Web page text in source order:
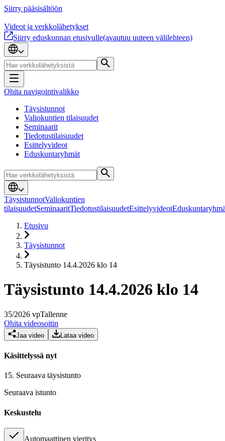
Siirry pääsisältöön
Videot ja verkkolähetykset
Siirry eduskunnan etusivulle(avautuu uuteen välilehteen)
Ohita navigointivalikko
Täysistunnot
Valiokuntien tilaisuudet
Seminaarit
Tiedotustilaisuudet
Esittelyvideot
Eduskuntaryhmät
TäysistunnotValiokuntien
tilaisuudetSeminaaritTiedotustilaisuudetEsittelyvideot
Etusivu
Täysistunnot
Täysistunto 14.4.2026 klo 14
Täysistunto 14.4.2026 klo 14
35/2026 vpTallenne
Ohita videosoitin
Jaa video Lataa video
Käsittelyssä nyt
15. Seuraava täysistunto
Seuraava istunto
Keskustelu
Automaattinen vieritys